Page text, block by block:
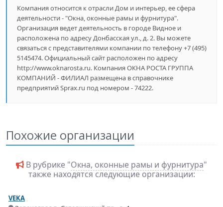
Компания относится к отрасли Дом и интерьер, ее сфера
деятельности - "Окна, оконные рамы и фурнитура".
Организация ведет деятельность в городе Видное и
расположена по адресу Донбасская ул., д. 2. Вы можете
связаться с представителями компании по телефону +7 (495)
5145474. Официальный сайт расположен по адресу
http://www.oknarosta.ru. Компания ОКНА РОСТА ГРУППА
КОМПАНИЙ - ФИЛИАЛ размещена в справочнике
предприятий Sprax.ru под номером - 74222.
Похожие организации
В рубрике "Окна, оконные рамы и фурнитура"
также находятся следующие организации:
VEKA